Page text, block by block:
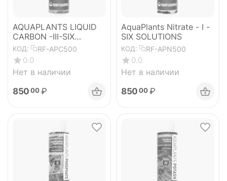
AQUAPLANTS LIQUID
CARBON -III-SIX
SOLUTIONS
КОД: RF-APC500
0.0
Нет в наличии
850 00 ₽
AquaPlants Nitrate - I -
SIX SOLUTIONS
КОД: RF-APN500
0.0
Нет в наличии
850 00 ₽